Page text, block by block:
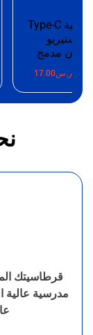
سماعة سلكية Type-C
ستيريو
مدمج
ر.س17.00
قرطاسيتك
مدرسية عالية